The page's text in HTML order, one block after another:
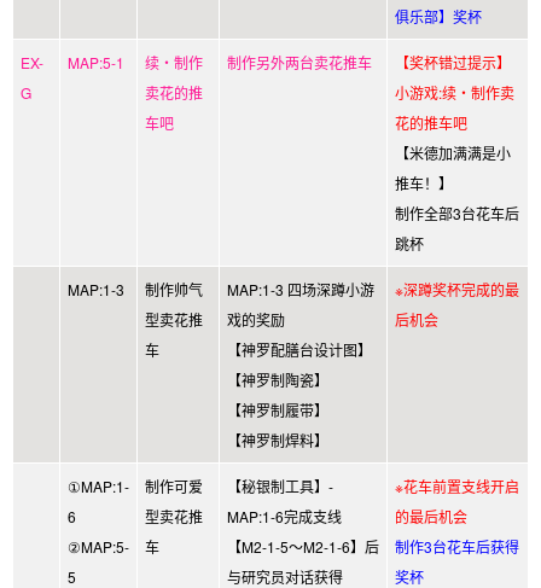
俱乐部】奖杯
EX-
G
MAP:5-1
续・制作
卖花的推
车吧
制作另外两台卖花推车
【奖杯错过提示】
小游戏:续・制作卖
花的推车吧
【米德加满满是小
推车！】
制作全部3台花车后
跳杯
MAP:1-3
制作帅气
型卖花推
车
MAP:1-3 四场深蹲小游
戏的奖励
【神罗配膳台设计图】
【神罗制陶瓷】
【神罗制履带】
【神罗制焊料】
※深蹲奖杯完成的最
后机会
①MAP:1-
6
②MAP:5-
5
制作可爱
型卖花推
车
【秘银制工具】-
MAP:1-6完成支线
【M2-1-5～M2-1-6】后
与研究员对话获得
※花车前置支线开启
的最后机会
制作3台花车后获得
奖杯